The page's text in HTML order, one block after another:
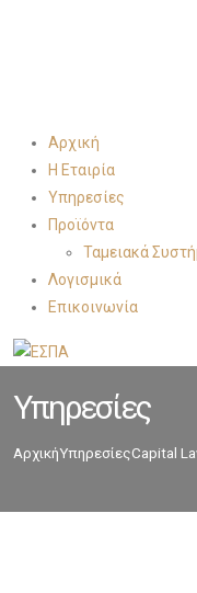
Αρχική
Η Εταιρία
Υπηρεσίες
Προϊόντα
Ταμειακά
Λογισμικά
Επικοινωνία
Υπηρεσίες
ΑρχικήΥπηρεσίεςCapital